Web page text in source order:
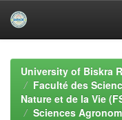
navigationUniversity of Biskra
Faculté des
Nature et de la Vie
Sciences